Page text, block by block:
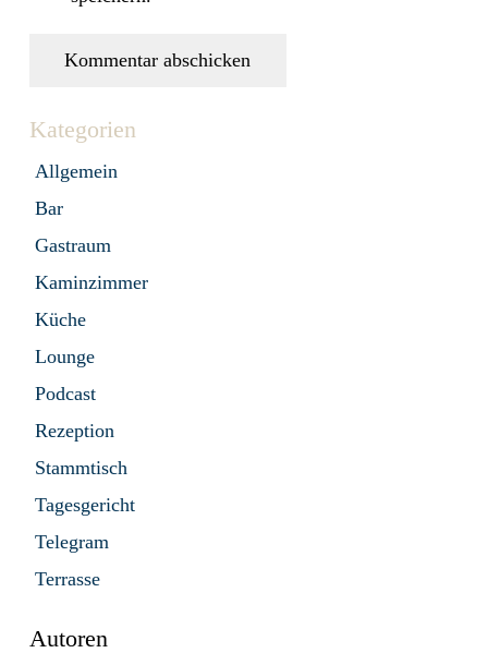
Kommentar abschicken
Kategorien
Allgemein
Bar
Gastraum
Kaminzimmer
Küche
Lounge
Podcast
Rezeption
Stammtisch
Tagesgericht
Telegram
Terrasse
Autoren